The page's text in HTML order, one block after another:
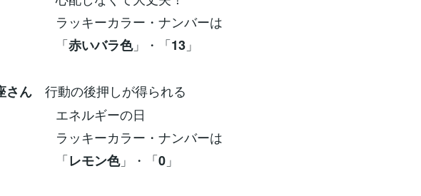
ーカラー・ナンバーは
赤いバラ色」・「13 」
さん 行動の後押しが得られる
ルギーの日
ーカラー・ナンバーは
レモン色」・「0 」